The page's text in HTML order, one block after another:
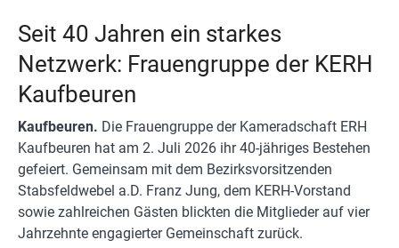
Seit 40 Jahren ein starkes
Netzwerk: Frauengruppe der KERH
Kaufbeuren
Kaufbeuren. Die Frauengruppe der Kameradschaft ERH
Kaufbeuren hat am 2. Juli 2026 ihr 40-jähriges Bestehen
gefeiert. Gemeinsam mit dem Bezirksvorsitzenden
Stabsfeldwebel a.D. Franz Jung, dem KERH-Vorstand
sowie zahlreichen Gästen blickten die Mitglieder auf vier
Jahrzehnte engagierter Gemeinschaft zurück.